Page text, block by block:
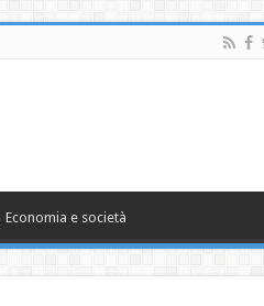
Economia e società